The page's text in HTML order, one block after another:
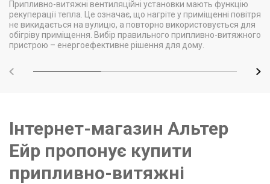
Припливно-витяжні вентиляційні установки мають функцію
рекуперації тепла. Це означає, що нагріте у приміщенні повітря
не викидається на вулицю, а повторно використовується для
обігріву приміщення. Вибір правильного припливно-витяжного
пристрою – енергоефективне рішення для дому.
Інтернет-магазин Альтер
Ейр пропонує купити
припливно-витяжні